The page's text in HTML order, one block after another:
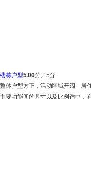
楼栋户型5.00分／5分
整体户型方正，活动区域开阔，居
主要功能间的尺寸以及比例适中，